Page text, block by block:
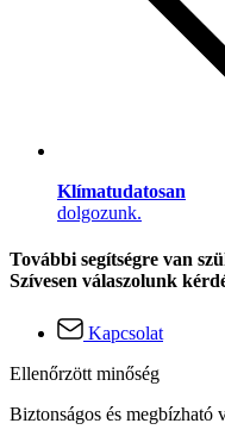
Klímatudatosan
dolgozunk.
További segítségre van
Szívesen válaszolunk
Kapcsolat
Ellenőrzött minőség
Biztonságos és megbízható